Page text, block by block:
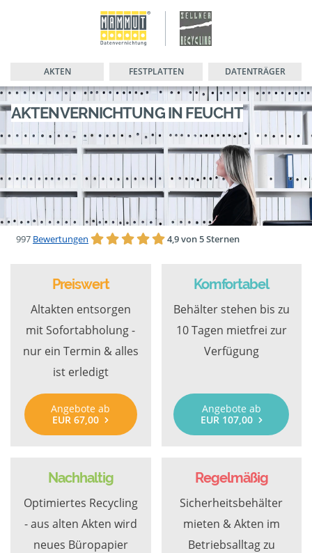
AKTEN FESTPLATTEN DATENTRÄGER
AKTENVERNICHTUNG IN FEUCHT
997 Bewertungen 4,9 von 5 Sternen
Preiswert
Altakten entsorgen
mit Sofortabholung -
nur ein Termin & alles
ist erledigt
Angebote ab
EUR 67,00
Komfortabel
Behälter stehen bis zu
10 Tagen mietfrei zur
Verfügung
Angebote ab
EUR 107,00
Nachhaltig
Optimiertes Recycling
- aus alten Akten wird
neues Büropapier
Regelmäßig
Sicherheitsbehälter
mieten & Akten im
Betriebsalltag zu